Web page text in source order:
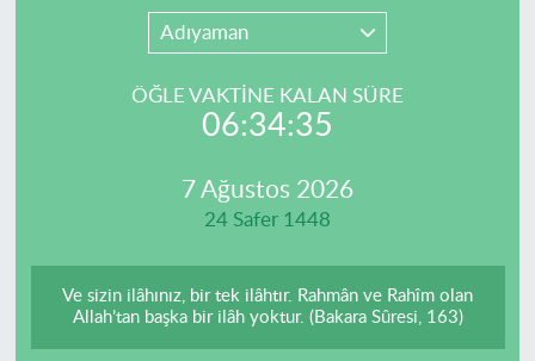
Adıyaman
ÖĞLE VAKTİNE KALAN SÜRE
06:34:35
7 Ağustos 2026
24 Safer 1448
Ve sizin ilâhınız, bir tek ilâhtır. Rahmân ve Rahîm olan
Allah’tan başka bir ilâh yoktur. (Bakara Sûresi, 163)
Resmi İlanlar
Manisa Trafik Yoğunluk Haritası
Süper Lig Puan Durumu ve Fikstür
Son Dakika Haberleri
Haber Arşivi